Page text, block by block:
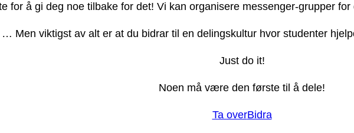
for å gi deg noe tilbake for det! Vi kan organisere messenger-grupper
… Men viktigst av alt er at du bidrar til en delingskultur hvor studenter
Just do it!
Noen må være den første til å dele!
Ta overBidra